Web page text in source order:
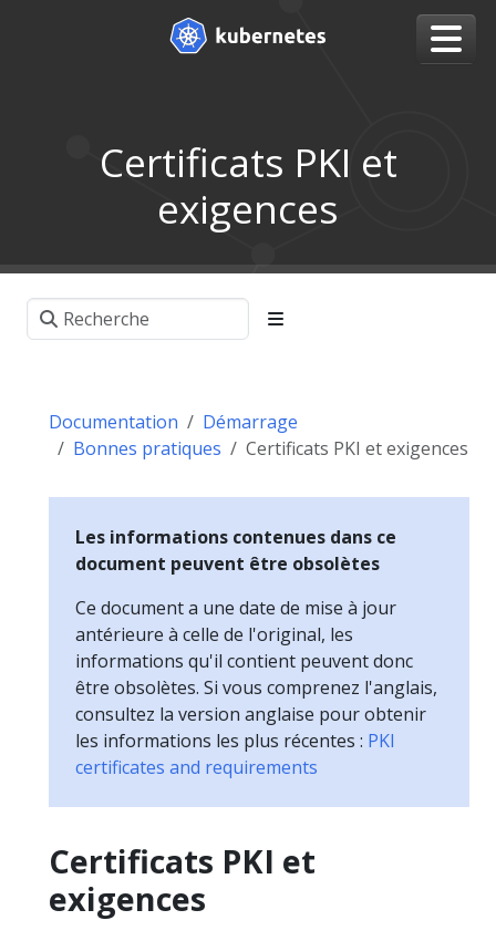
Certificats PKI et
exigences
Documentation
Démarrage
Bonnes pratiques
Certificats PKI et exigences
Les informations contenues dans ce
document peuvent être obsolètes
Ce document a une date de mise à jour
antérieure à celle de l'original, les
informations qu'il contient peuvent donc
être obsolètes. Si vous comprenez l'anglais,
consultez la version anglaise pour obtenir
les informations les plus récentes : PKI
certificates and requirements
Certificats PKI et
exigences